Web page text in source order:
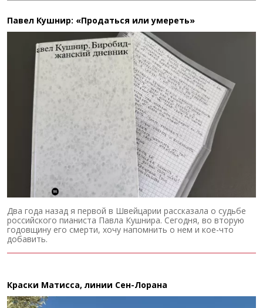
Павел Кушнир: «Продаться или умереть»
Два года назад я первой в Швейцарии рассказала о судьбе
российского пианиста Павла Кушнира. Сегодня, во вторую
годовщину его смерти, хочу напомнить о нем и кое-что
добавить.
Краски Матисса, линии Сен-Лорана